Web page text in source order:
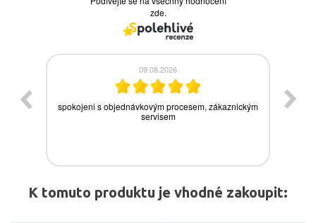
K tomuto produktu je vhodné zakoupit: